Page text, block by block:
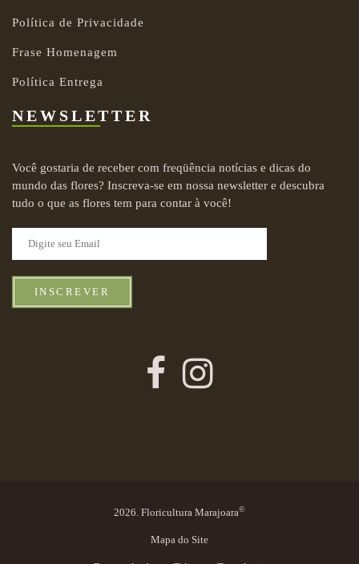
Política de Privacidade
Frase Homenagem
Política Entrega
NEWSLETTER
Você gostaria de receber com freqüência notícias e dicas do
mundo das flores? Inscreva-se em nossa newsletter e descubra
tudo o que as flores tem para contar à você!
INSCREVER
2026. Floricultura Marajoara©
Mapa do Site